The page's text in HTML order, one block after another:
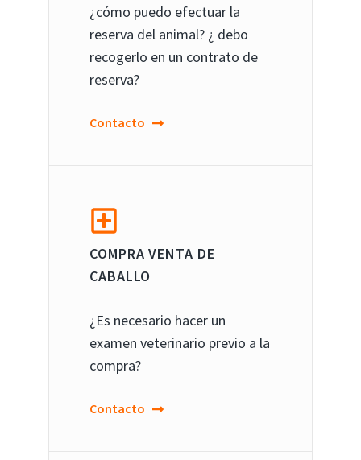
¿cómo puedo efectuar la
reserva del animal? ¿ debo
recogerlo en un contrato de
reserva?
Contacto
COMPRA VENTA DE
CABALLO
¿Es necesario hacer un
examen veterinario previo a la
compra?
Contacto